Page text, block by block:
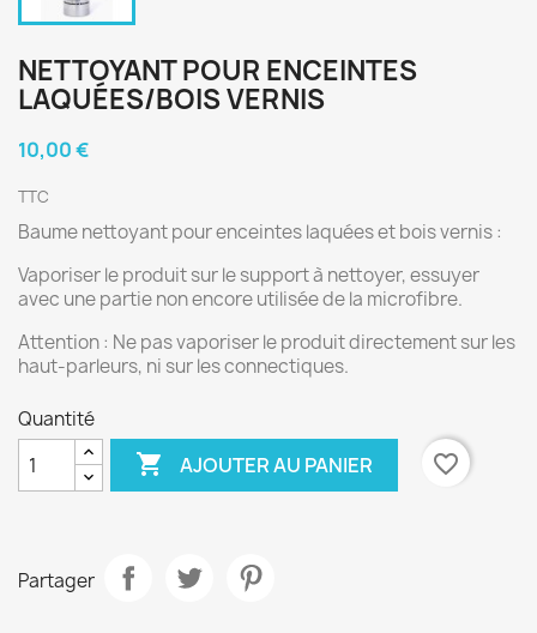
NETTOYANT POUR ENCEINTES
LAQUÉES/BOIS VERNIS
10,00 €
TTC
Baume nettoyant pour enceintes laquées et bois vernis :
Vaporiser le produit sur le support à nettoyer, essuyer
avec une partie non encore utilisée de la microfibre.
Attention : Ne pas vaporiser le produit directement sur les
haut-parleurs, ni sur les connectiques.
Quantité
 AJOUTER AU PANIER favorite_border
Partager